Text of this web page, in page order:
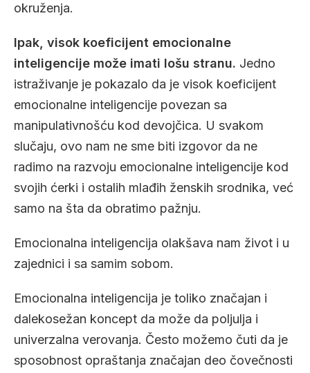
okruženja.
Ipak, visok koeficijent emocionalne
inteligencije može imati lošu stranu. Jedno
istraživanje je pokazalo da je visok koeficijent
emocionalne inteligencije povezan sa
manipulativnošću kod devojčica. U svakom
slučaju, ovo nam ne sme biti izgovor da ne
radimo na razvoju emocionalne inteligencije kod
svojih ćerki i ostalih mlađih ženskih srodnika, već
samo na šta da obratimo pažnju.
Emocionalna inteligencija olakšava nam život i u
zajednici i sa samim sobom.
Emocionalna inteligencija je toliko značajan i
dalekosežan koncept da može da poljulja i
univerzalna verovanja. Često možemo čuti da je
sposobnost opraštanja značajan deo čovečnosti